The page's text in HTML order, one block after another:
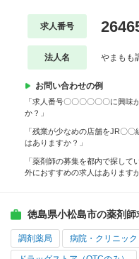
求人番号
法人名 やまもも
お問い合わせの例
「求人番号〇〇〇〇〇〇に興
か？」
「残業が少なめの店舗をJR〇
はありますか？」
「薬剤師の募集を都内で探し
外におすすめの求人はあります
徳島県小松島市の薬剤
調剤薬局 病院・クリニック